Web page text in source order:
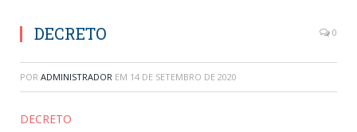
DECRETO 0
POR ADMINISTRADOR EM 14 DE SETEMBRO DE 2020
DECRETO